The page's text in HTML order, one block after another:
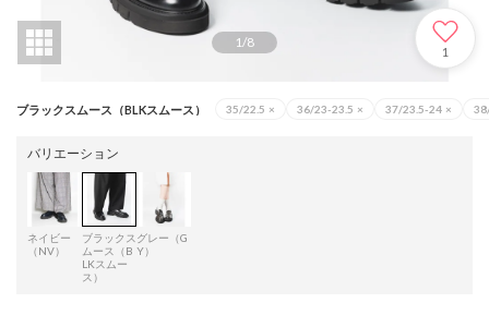
1/8
1
ブラックスムース（BLKスムース） 35/22.5 × 36/23-23.5 × 37/23.5-24 ×
バリエーション
ネイビー
（NV）
ブラックス
ムース（B
LKスムー
ス）
グレー（G
Y）